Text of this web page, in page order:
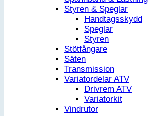
Styren & Speglar
Handtagsskydd
Speglar
Styren
Stötfångare
Säten
Transmission
Variatordelar ATV
Drivrem ATV
Variatorkit
Vindrutor